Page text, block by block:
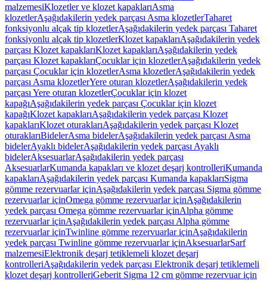
malzemesiKlozetler ve klozet kapaklarıAsma
klozetlerAşağıdakilerin yedek parçası Asma klozetlerTaharet
fonksiyonlu alçak tip klozetlerAşağıdakilerin yedek parçası Taharet
fonksiyonlu alçak tip klozetlerKlozet kapaklarıAşağıdakilerin yedek
parçası Klozet kapaklarıKlozet kapaklarıAşağıdakilerin yedek
parçası Klozet kapaklarıÇocuklar için klozetlerAşağıdakilerin yedek
parçası Çocuklar için klozetlerAsma klozetlerAşağıdakilerin yedek
parçası Asma klozetlerYere oturan klozetlerAşağıdakilerin yedek
parçası Yere oturan klozetlerÇocuklar için klozet
kapağıAşağıdakilerin yedek parçası Çocuklar için klozet
kapağıKlozet kapaklarıAşağıdakilerin yedek parçası Klozet
kapaklarıKlozet oturaklarıAşağıdakilerin yedek parçası Klozet
oturaklarıBidelerAsma bidelerAşağıdakilerin yedek parçası Asma
bidelerAyaklı bidelerAşağıdakilerin yedek parçası Ayaklı
bidelerAksesuarlarAşağıdakilerin yedek parçası
AksesuarlarKumanda kapakları ve klozet deşarj kontrolleriKumanda
kapaklarıAşağıdakilerin yedek parçası Kumanda kapaklarıSigma
gömme rezervuarlar içinAşağıdakilerin yedek parçası Sigma gömme
rezervuarlar içinOmega gömme rezervuarlar içinAşağıdakilerin
yedek parçası Omega gömme rezervuarlar içinAlpha gömme
rezervuarlar içinAşağıdakilerin yedek parçası Alpha gömme
rezervuarlar içinTwinline gömme rezervuarlar içinAşağıdakilerin
yedek parçası Twinline gömme rezervuarlar içinAksesuarlarSarf
malzemesiElektronik deşarj tetiklemeli klozet deşarj
kontrolleriAşağıdakilerin yedek parçası Elektronik deşarj tetiklemeli
klozet deşarj kontrolleriGeberit Sigma 12 cm gömme rezervuar için